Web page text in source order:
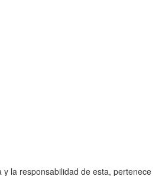
y la responsabilidad de esta, pertenece